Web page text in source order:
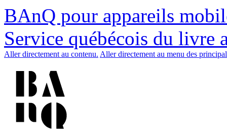
BAnQ pour appareils
Service québécois du livre
Aller directement au contenu. Aller directement au menu des